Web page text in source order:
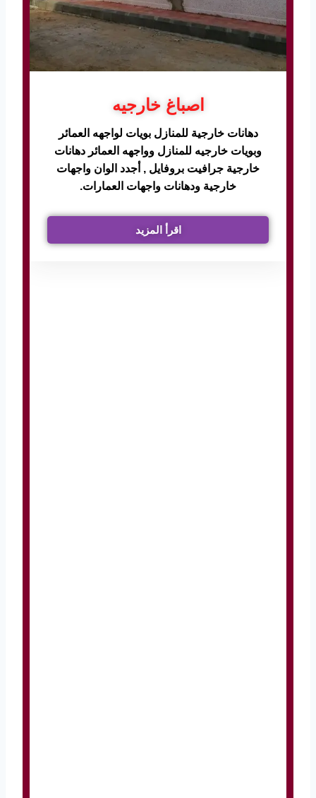
اصباغ خارجيه
دهانات خارجية للمنازل بويات لواجهه العمائر
وبويات خارجيه للمنازل وواجهه العمائر دهانات
خارجية جرافيت بروفايل , أجدد ‏الوان واجهات
خارجية ودهانات واجهات العمارات.
اقرأ المزيد